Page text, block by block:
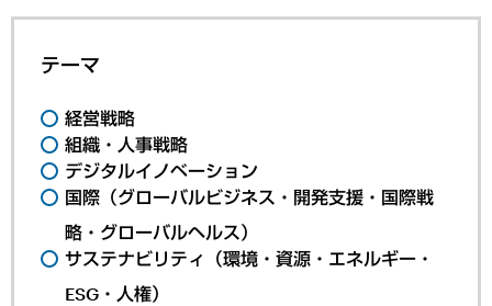
テーマ
経営戦略
組織・人事戦略
デジタルイノベーション
国際（グローバルビジネス・開発支援・国際戦
略・グローバルヘルス）
サステナビリティ（環境・資源・エネルギー・
ESG・人権）